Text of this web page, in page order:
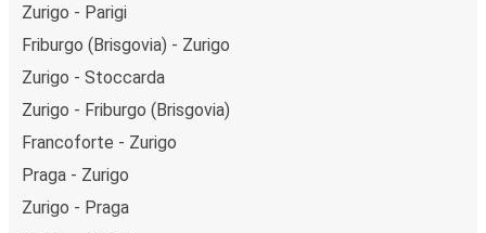
Zurigo - Parigi
Friburgo (Brisgovia) - Zurigo
Zurigo - Stoccarda
Zurigo - Friburgo (Brisgovia)
Francoforte - Zurigo
Praga - Zurigo
Zurigo - Praga